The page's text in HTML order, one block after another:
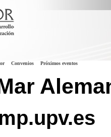
Convenios Próximos eventos